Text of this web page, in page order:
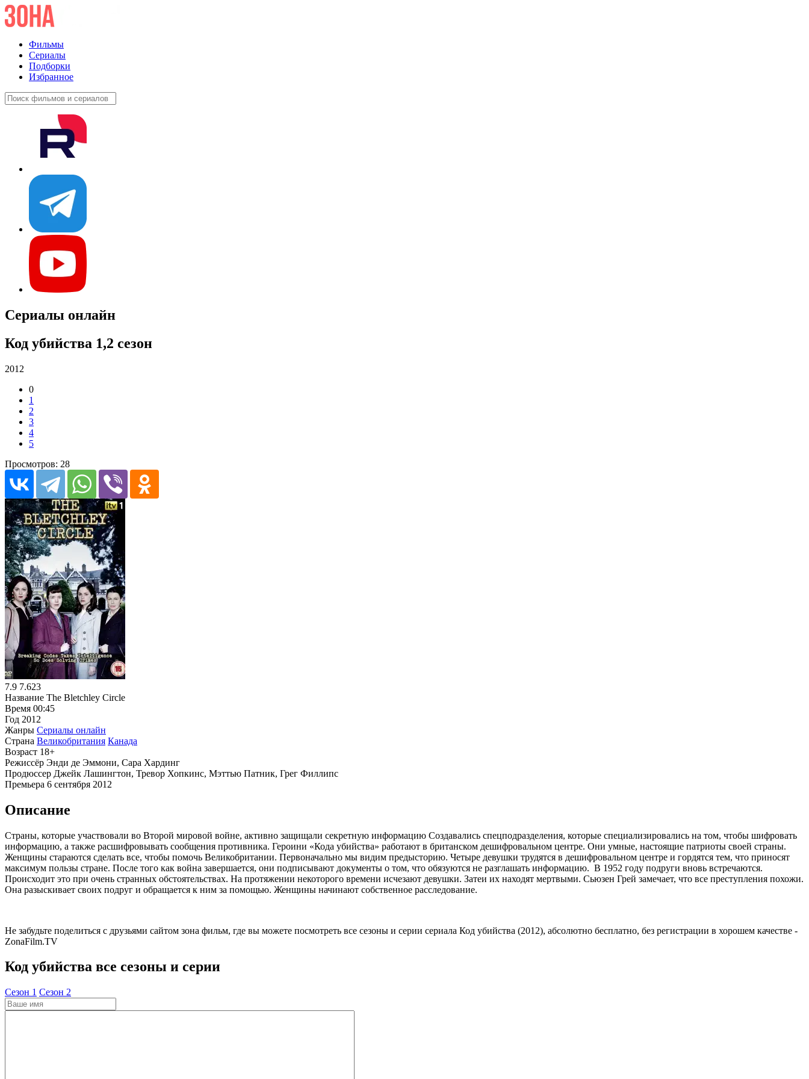
Фильмы
Сериалы
Подборки
Избранное
Сериалы онлайн
Код убийства 1,2 сезон
2012
0
1
2
3
4
5
Просмотров: 28
7.9 7.623
Название The Bletchley Circle
Время 00:45
Год 2012
Жанры Сериалы онлайн
Страна Великобритания Канада
Возраст 18+
Режиссёр Энди де Эммони, Сара Хардинг
Продюссер Джейк Лашингтон, Тревор Хопкинс, Мэттью Патник, Грег Филлипс
Премьера 6 сентября 2012
Описание
Страны, которые участвовали во Второй мировой войне, активно защищали секретную информацию Создавались спецподразделения, которые специализировались на том, чтобы шифровать
информацию, а также расшифровывать сообщения противника. Героини «Кода убийства» работают в британском дешифровальном центре. Они умные, настоящие патриоты своей страны.
Женщины стараются сделать все, чтобы помочь Великобритании. Первоначально мы видим предысторию. Четыре девушки трудятся в дешифровальном центре и гордятся тем, что приносят
максимум пользы стране. После того как война завершается, они подписывают документы о том, что обязуются не разглашать информацию. В 1952 году подруги вновь встречаются.
Происходит это при очень странных обстоятельствах. На протяжении некоторого времени исчезают девушки. Затеи их находят мертвыми. Сьюзен Грей замечает, что все преступления похожи.
Она разыскивает своих подруг и обращается к ним за помощью. Женщины начинают собственное расследование.
Не забудьте поделиться с друзьями сайтом зона фильм, где вы можете посмотреть все сезоны и серии сериала Код убийства (2012), абсолютно бесплатно, без регистрации в хорошем качестве -
ZonaFilm.TV
Код убийства все сезоны и серии
Cезон 1 Cезон 2